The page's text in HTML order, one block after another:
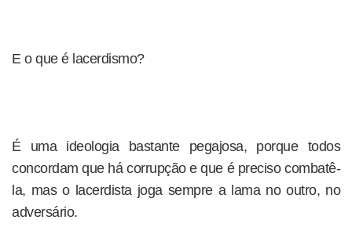
E o que é lacerdismo?
É uma ideologia bastante pegajosa, porque todos
concordam que há corrupção e que é preciso combatê-
la, mas o lacerdista joga sempre a lama no outro, no
adversário.